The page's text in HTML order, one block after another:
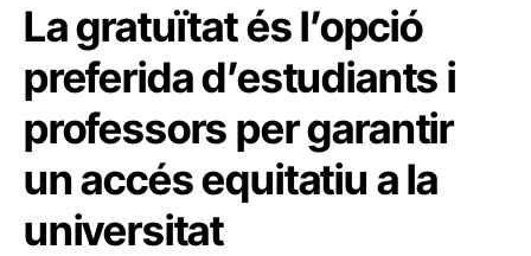
La gratuïtat és l’opció
preferida d’estudiants i
professors per garantir
un accés equitatiu a la
universitat